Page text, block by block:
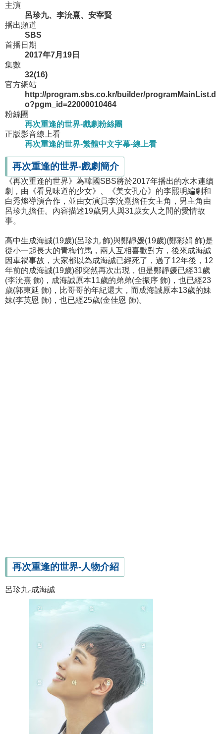
主演
呂珍九、李沇熹、安宰賢
播出頻道
SBS
首播日期
2017年7月19日
集數
32(16)
官方網站
http://program.sbs.co.kr/builder/programMainList.d
o?pgm_id=22000010464
粉絲團
再次重逢的世界-戲劇粉絲團
正版影音線上看
再次重逢的世界-繁體中文字幕-線上看
再次重逢的世界-戲劇簡介
《再次重逢的世界》為韓國SBS將於2017年播出的水木連續
劇，由《看見味道的少女》、《美女孔心》的李熙明編劇和
白秀燦導演合作，並由女演員李沇熹擔任女主角，男主角由
呂珍九擔任。內容描述19歲男人與31歲女人之間的愛情故
事。
高中生成海誠(19歲)(呂珍九 飾)與鄭靜媛(19歲)(鄭彩娟 飾)是
從小一起長大的青梅竹馬，兩人互相喜歡對方，後來成海誠
因車禍事故，大家都以為成海誠已經死了，過了12年後，12
年前的成海誠(19歲)卻突然再次出現，但是鄭靜媛已經31歲
(李沇熹 飾)，成海誠原本11歲的弟弟(全振序 飾)，也已經23
歲(郭東延 飾)，比哥哥的年紀還大，而成海誠原本13歲的妹
妹(李英恩 飾)，也已經25歲(金佳恩 飾)。
再次重逢的世界-人物介紹
呂珍九-成海誠